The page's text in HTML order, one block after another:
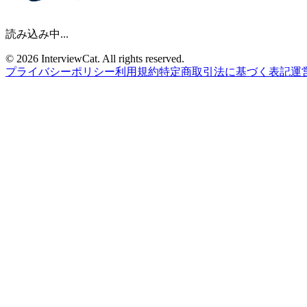
読み込み中...
© 2026 InterviewCat. All rights reserved.
プライバシーポリシー利用規約特定商取引法に基づく表記運